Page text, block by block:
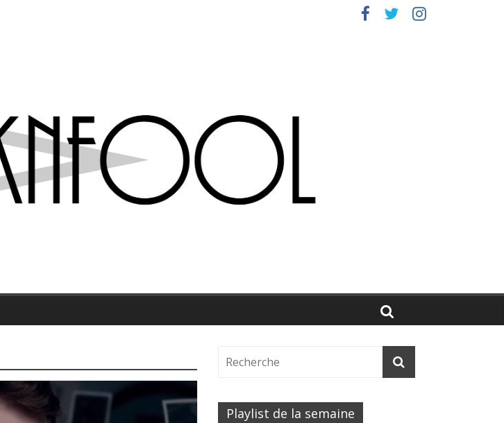
Playlist de la semaine